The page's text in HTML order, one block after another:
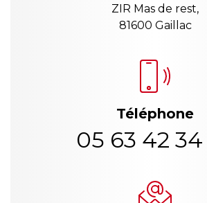
ZIR Mas de rest,
81600 Gaillac
Téléphone
05 63 42